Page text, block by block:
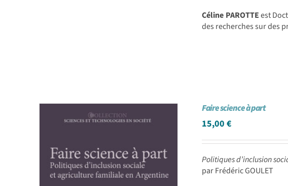
Céline PAROTTEest
des recherches sur des
Faire science à part
15,00€
Politiques d’inclusion
par Frédéric GOULET